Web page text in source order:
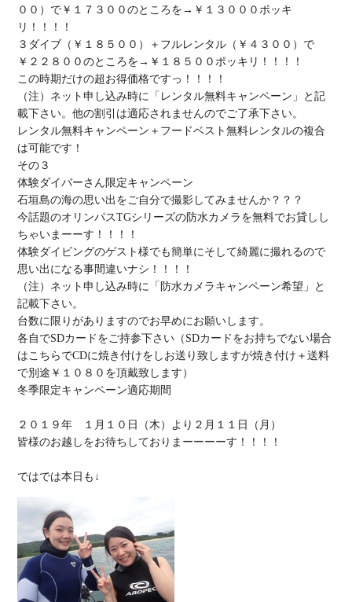
００）で￥１７３００のところを→ ￥１３０００ポッキ
リ！！！！
３ダイブ（￥１８５００）＋フルレンタル（￥４３００）で
￥２２８００のところを→ ￥１８５００ポッキリ！！！！
この時期だけの超お得価格ですっ！！！！
（注）ネット申し込み時に「 レンタル無料キャンペーン 」と記
レンタル無料キャンペーン＋フードベスト無料レンタルの複合
は可能です！
体験ダイバーさん限定キャンペーン
石垣島の海の思い出をご自分で撮影してみませんか ？？？
今話題のオリンパスTGシリーズの防水カメラを無料でお貸しし
ちゃいまーーす ！！！！
体験ダイビングのゲスト様でも簡単にそして綺麗に撮れるので
思い出になる事間違いナシ！！！！
（注）ネット申し込み時に「 防水カメラキャンペーン希望 」と
記載下さい。
台数に限りがありますのでお早めにお願いします。
各自でSDカードをご持参下さい （SDカードをお持ちでない場合
はこちらでCDに焼き付けをしお送り致しますが焼き付け＋送料
冬季限定キャンペーン適応期間
２０１９年　１月１０日（木）より２月１１日（月）
皆様のお越しをお待ちしておりまーーーーす！！！！